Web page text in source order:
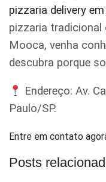
pizzaria delivery
pizzaria tradicional
Mooca, venha
descubra porque
Endereço: Av.
Paulo/SP.
Entre em contato
Posts